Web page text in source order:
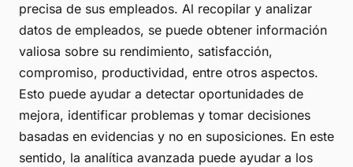
precisa de sus empleados. Al recopilar y analizar
datos de empleados, se puede obtener información
valiosa sobre su rendimiento, satisfacción,
compromiso, productividad, entre otros aspectos.
Esto puede ayudar a detectar oportunidades de
mejora, identificar problemas y tomar decisiones
basadas en evidencias y no en suposiciones. En este
sentido, la analítica avanzada puede ayudar a los